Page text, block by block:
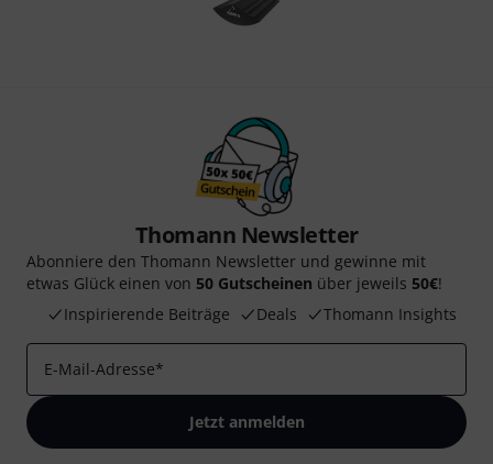
Thomann Newsletter
Abonniere den Thomann Newsletter und gewinne mit
etwas Glück einen von 50 Gutscheinen über jeweils 50€!
Inspirierende Beiträge
Deals Thomann Insights
E-Mail-Adresse*
Jetzt anmelden